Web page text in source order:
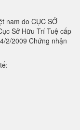
nam do CỤC SỞ
Sở Hữu Trí Tuệ cấp
2/2009 Chứng nhận